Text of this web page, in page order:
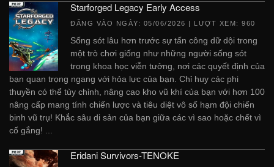
Starforged Legacy Early Access
ĐĂNG VÀO NGÀY: 05/06/2026 | LƯỢT XEM: 960
Sống sót lâu hơn trước sự tấn công dữ dội trong
một trò chơi giống như những người sống sót
trong khoa học viễn tưởng, nơi các quyết định của
bạn quan trọng ngang với hỏa lực của bạn. Chỉ huy các phi
thuyền có thể tùy chỉnh, nâng cao kho vũ khí của bạn với hơn 100
nâng cấp mang tính chiến lược và tiêu diệt vô số hạm đội chiến
binh vũ trụ! Khắc sâu di sản của bạn giữa các vì sao hoặc chết vì
cố gắng! ...
Eridani Survivors-TENOKE